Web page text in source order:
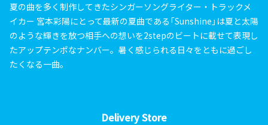
夏の曲を多く制作してきたシンガーソングライター・トラックメ
イカー 宮本彩陽にとって最新の夏曲である「Sunshine」は夏と太陽
のような輝きを放つ相手への想いを2stepのビートに載せて表現し
たアップテンポなナンバー。暑く感じられる日々をともに過ごし
たくなる一曲。
Delivery Store